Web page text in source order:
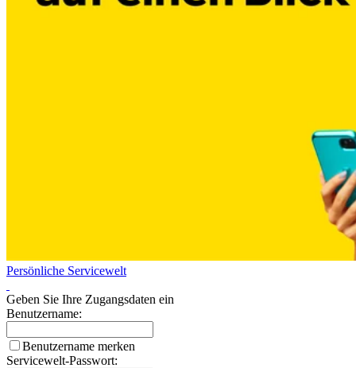
Persönliche Servicewelt
Geben Sie Ihre Zugangsdaten ein
Benutzername:
Benutzername merken
Servicewelt-Passwort: